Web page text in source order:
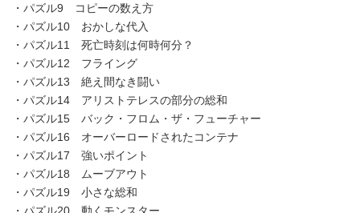
・パズル9 コピーの数え方
・パズル10 おかしな代入
・パズル11 死亡時刻は何時何分？
・パズル12 フライング
・パズル13 絶え間なき闘い
・パズル14 アリストテレスの部分の総和
・パズル15 バック・フロム・ザ・フューチャー
・パズル16 オーバーロードされたコンテナ
・パズル17 強いポイント
・パズル18 ムーブアウト
・パズル19 小さな総和
・パズル20 動くモンスター